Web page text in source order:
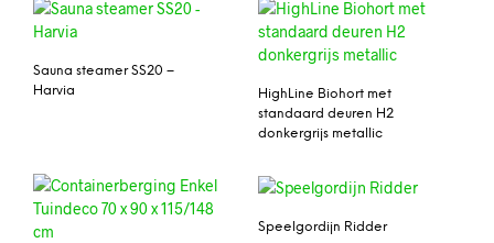
Sauna steamer SS20 –
Harvia
HighLine Biohort met
standaard deuren H2
donkergrijs metallic
Speelgordijn Ridder